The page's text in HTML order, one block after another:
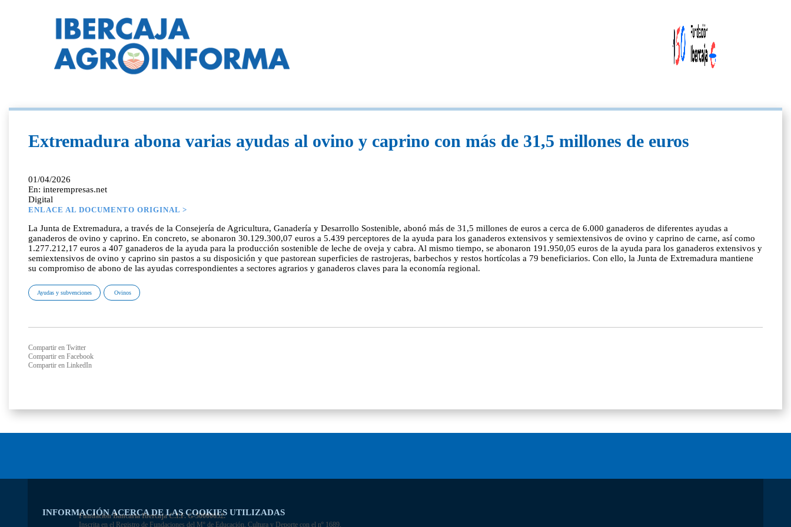
INFORMACIÓN ACERCA DE LAS COOKIES UTILIZADAS
Extremadura abona varias ayudas al ovino y caprino con más de 31,5 millones de euros
01/04/2026
En: interempresas.net
Digital
ENLACE AL DOCUMENTO ORIGINAL >
La Junta de Extremadura, a través de la Consejería de Agricultura, Ganadería y Desarrollo Sostenible, abonó más de 31,5 millones de euros a cerca de 6.000 ganaderos de diferentes ayudas a
ganaderos de ovino y caprino. En concreto, se abonaron 30.129.300,07 euros a 5.439 perceptores de la ayuda para los ganaderos extensivos y semiextensivos de ovino y caprino de carne, así como
1.277.212,17 euros a 407 ganaderos de la ayuda para la producción sostenible de leche de oveja y cabra. Al mismo tiempo, se abonaron 191.950,05 euros de la ayuda para los ganaderos extensivos y
semiextensivos de ovino y caprino sin pastos a su disposición y que pastorean superficies de rastrojeras, barbechos y restos hortícolas a 79 beneficiarios. Con ello, la Junta de Extremadura mantiene
su compromiso de abono de las ayudas correspondientes a sectores agrarios y ganaderos claves para la economía regional.
Ayudas y subvenciones Ovinos
Compartir en Twitter
Compartir en Facebook
Compartir en LinkedIn
Fundación Bancaria Ibercaja C.I.F. G-50000652.
Inscrita en el Registro de Fundaciones del Mº de Educación, Cultura y Deporte con el nº 1689.